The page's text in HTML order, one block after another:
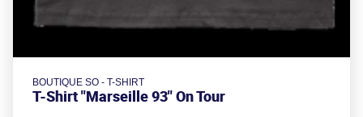
BOUTIQUE SO - T-SHIRT
T-Shirt "Marseille 93" On Tour